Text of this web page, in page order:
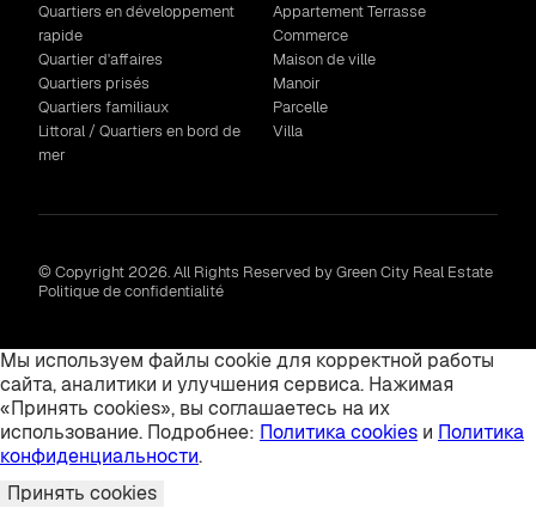
Quartiers en développement
rapide
Quartier d'affaires
Quartiers prisés
Quartiers familiaux
Littoral / Quartiers en bord de
mer
Appartement Terrasse
Commerce
Maison de ville
Manoir
Parcelle
Villa
© Copyright 2026. All Rights Reserved by Green City Real Estate
Politique de confidentialité
Мы используем файлы cookie для корректной работы
сайта, аналитики и улучшения сервиса. Нажимая
«Принять cookies», вы соглашаетесь на их
использование. Подробнее: Политика cookies и Политика
конфиденциальности.
Принять cookies